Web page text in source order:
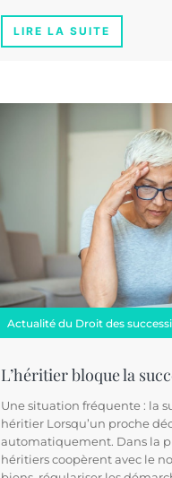
LIRE LA SUITE
Actualité du Droit des
L’héritier bloque la
Une situation fréquente : la
héritier Lorsqu’un proche
automatiquement. Dans la
héritiers coopèrent avec le